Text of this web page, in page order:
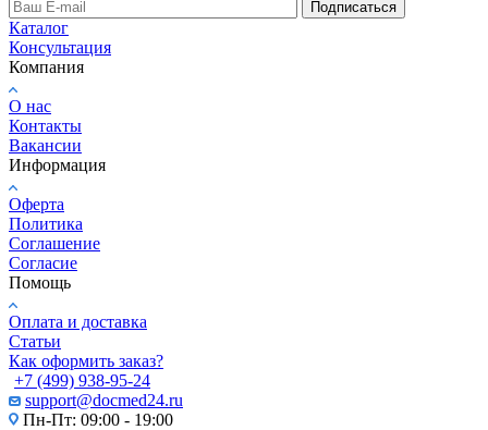
Подписаться
Каталог
Консультация
Компания
О нас
Контакты
Вакансии
Информация
Оферта
Политика
Соглашение
Согласие
Помощь
Оплата и доставка
Статьи
Как оформить заказ?
+7 (499) 938-95-24
support@docmed24.ru
Пн-Пт: 09:00 - 19:00